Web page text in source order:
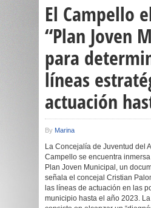
El Campello
“Plan Joven
para
líneas
actuación
By Marina
La Concejalía de Juventud del
Campello se encuentra
Plan Joven Municipal, un
señala el concejal Cristian
las líneas de actuación en las
municipio hasta el año 2023.